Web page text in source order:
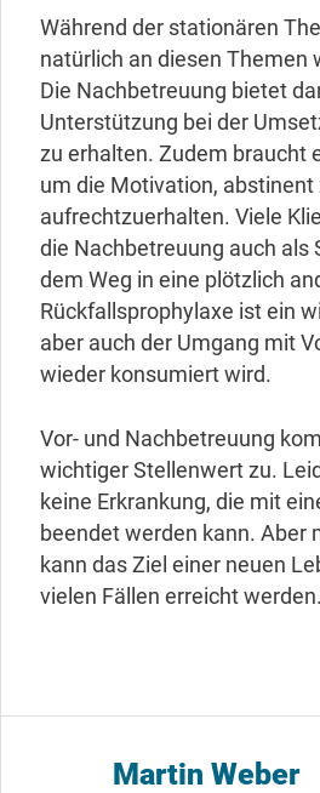
Während der stationären
natürlich an diesen Themen
Die Nachbetreuung bietet
Unterstützung bei der
zu erhalten. Zudem braucht
um die Motivation, abstinent
aufrechtzuerhalten. Viele
die Nachbetreuung auch als
dem Weg in eine plötzlich
Rückfallsprophylaxe ist ein
aber auch der Umgang mit
wieder konsumiert wird.
Vor- und Nachbetreuung
wichtiger Stellenwert zu.
keine Erkrankung, die mit
beendet werden kann. Aber
kann das Ziel einer neuen
vielen Fällen erreicht werden.
Martin Weber